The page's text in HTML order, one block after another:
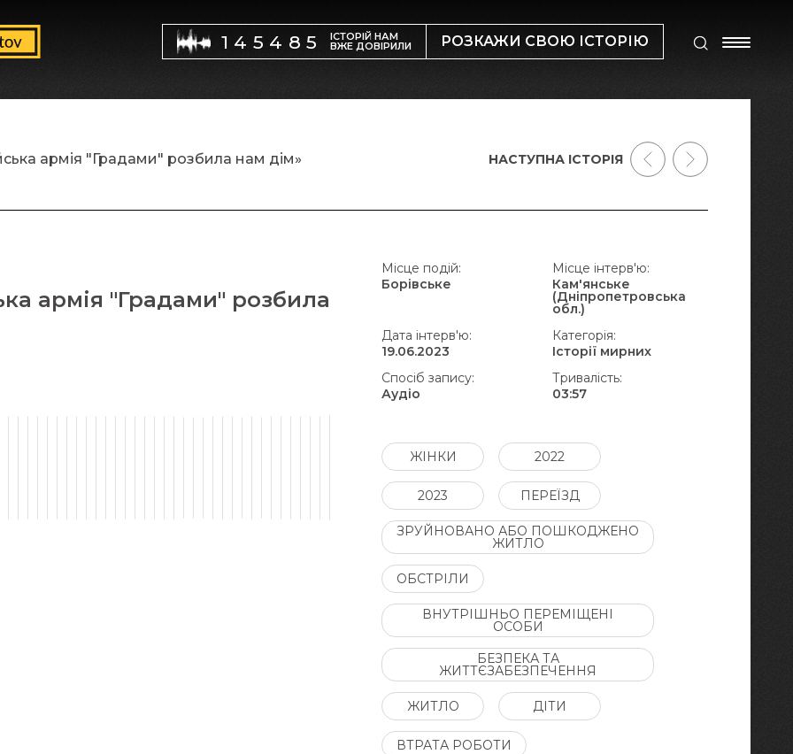
145485 ІСТОРІЙ НАМ
ВЖЕ ДОВІРИЛИ РОЗКАЖИ СВОЮ ІСТОРІЮ
армія "Градами" розбила
армія "Градами" розбила нам дім»
Місце подій:
Борівське
Місце інтерв'ю:
Кам'янське
(Дніпропетровська
обл.)
Дата інтерв'ю:
19.06.2023
Категорія:
Історії мирних
Спосіб запису:
Аудіо
Тривалість:
03:57
ЖІНКИ 2022
2023 ПЕРЕЇЗД
ЗРУЙНОВАНО АБО ПОШКОДЖЕНО
ЖИТЛО
ОБСТРІЛИ
ВНУТРІШНЬО ПЕРЕМІЩЕНІ
ОСОБИ
БЕЗПЕКА ТА
ЖИТТЄЗАБЕЗПЕЧЕННЯ
ЖИТЛО ДІТИ
ВТРАТА РОБОТИ
НАСТУПНА ІСТОРІЯ